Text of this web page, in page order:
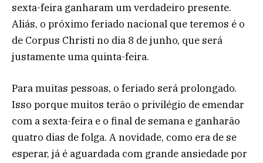
sexta-feira ganharam um verdadeiro presente.
Aliás, o próximo feriado nacional que teremos é o
de Corpus Christi no dia 8 de junho, que será
justamente uma quinta-feira.
Para muitas pessoas, o feriado será prolongado.
Isso porque muitos terão o privilégio de emendar
com a sexta-feira e o final de semana e ganharão
quatro dias de folga. A novidade, como era de se
esperar, já é aguardada com grande ansiedade por